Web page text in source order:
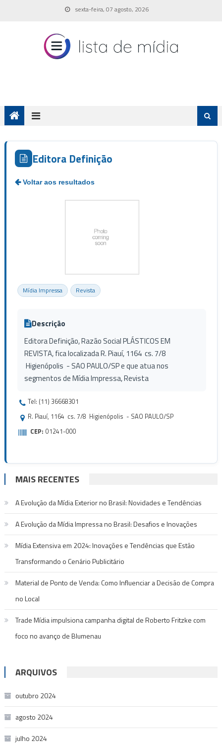
sexta-feira, 07 agosto, 2026
Editora Definição
Mídia Impressa Revista
Descrição
Editora Definição, Razão Social PLÁSTICOS EM
REVISTA, fica localizada R. Piauí, 1164 cs. 7/8
Higienópolis - SAO PAULO/SP e que atua nos
segmentos de Mídia Impressa, Revista
Tel: (11) 36668301
R. Piauí, 1164 cs. 7/8 Higienópolis - SAO PAULO/SP
CEP: 01241-000
MAIS RECENTES
A Evolução da Mídia Exterior no Brasil: Novidades e Tendências
A Evolução da Mídia Impressa no Brasil: Desafios e Inovações
Mídia Extensiva em 2024: Inovações e Tendências que Estão
Transformando o Cenário Publicitário
Material de Ponto de Venda: Como Influenciar a Decisão de Compra
no Local
Trade Mídia impulsiona campanha digital de Roberto Fritzke com
foco no avanço de Blumenau
ARQUIVOS
outubro 2024
agosto 2024
julho 2024